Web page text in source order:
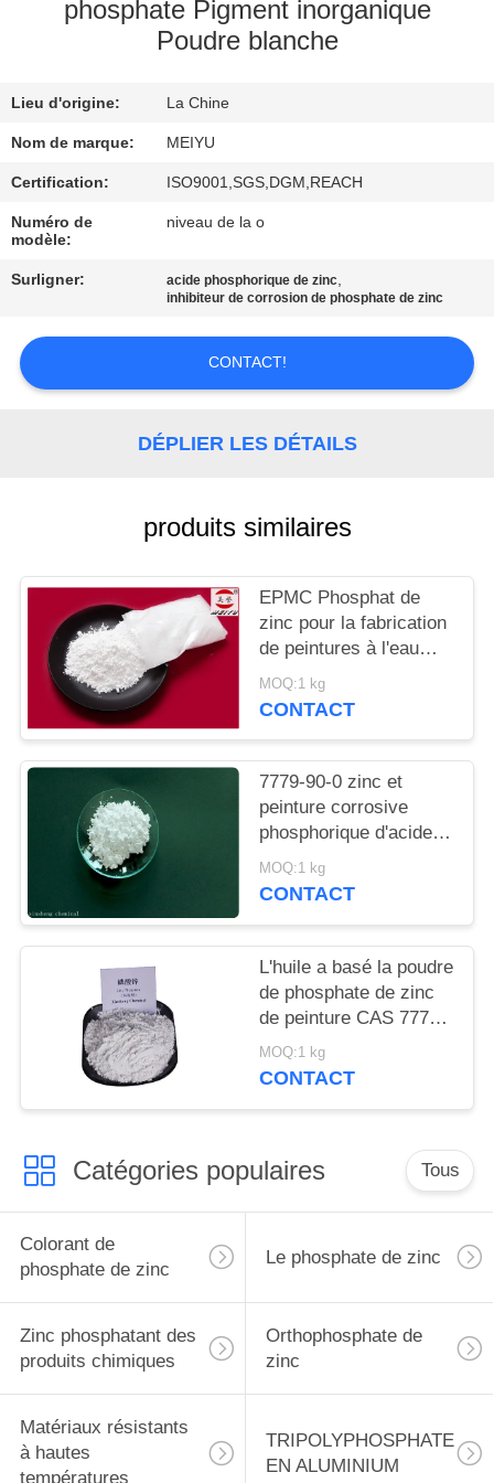
NOUS
DE
L'USINE
CONTRÔLE
LA
QUALITÉ
NOUS
CONTACTER
DEVIS
PLAN
SITE
PRIVACY
POLICY
phosphate Pigment inorganique
Poudre blanche
Lieu d'origine: La Chine
Nom de marque: MEIYU
Certification: ISO9001,SGS,DGM,REACH
Numéro de
modèle:
niveau de la o
Surligner: acide phosphorique de zinc,
inhibiteur de corrosion de phosphate de zinc
CONTACT!
DÉPLIER LES DÉTAILS
produits similaires
EPMC Phosphat de
zinc pour la fabrication
de peintures à l'eau
avec des peintures
antirouille basses en
MOQ:1 kg
CONTACT
7779-90-0 zinc et
peinture corrosive
phosphorique d'acide
d'Acidzinc et
phosphorique anti pour
MOQ:1 kg
CONTACT
L'huile a basé la poudre
de phosphate de zinc
de peinture CAS 7779-
90-0 pour le bateau et
les structures
MOQ:1 kg
CONTACT
Catégories populaires Tous
Colorant de
phosphate de zinc
Le phosphate de zinc
Zinc phosphatant des
produits chimiques
Orthophosphate de
zinc
Matériaux résistants
à hautes
températures
TRIPOLYPHOSPHATE
EN ALUMINIUM